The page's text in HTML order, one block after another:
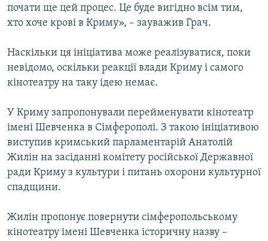
почати ще цей процес. Це буде вигідно всім тим,
хто хоче крові в Криму», – зауважив Грач.
Наскільки ця ініціатива може реалізуватися, поки
невідомо, оскільки реакції влади Криму і самого
кінотеатру на таку ідею немає.
У Криму запропонували перейменувати кінотеатр
імені Шевченка в Сімферополі. З такою ініціативою
виступив кримський парламентарій Анатолій
Жилін на засіданні комітету російської Державної
ради Криму з культури і питань охорони культурної
спадщини.
Жилін пропонує повернути сімферопольському
кінотеатру імені Шевченка історичну назву –